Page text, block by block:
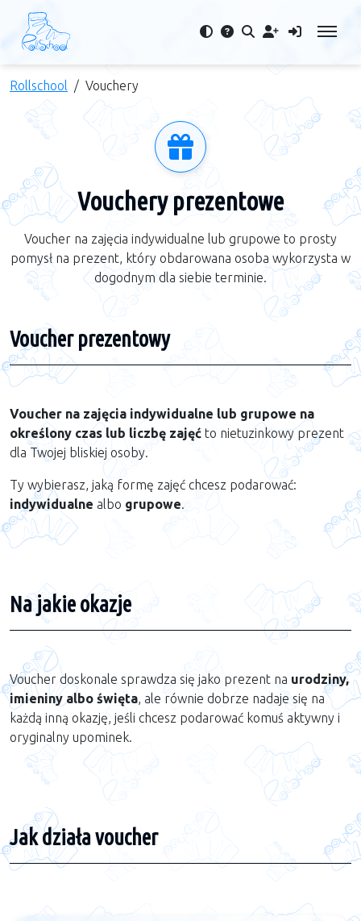
Rollschool Vouchery
Vouchery prezentowe
Voucher na zajęcia indywidualne lub grupowe to prosty
pomysł na prezent, który obdarowana osoba wykorzysta w
dogodnym dla siebie terminie.
Voucher prezentowy
Voucher na zajęcia indywidualne lub grupowe na
określony czas lub liczbę zajęć to nietuzinkowy prezent
dla Twojej bliskiej osoby.
Ty wybierasz, jaką formę zajęć chcesz podarować:
indywidualne albo grupowe.
Na jakie okazje
Voucher doskonale sprawdza się jako prezent na urodziny,
imieniny albo święta, ale równie dobrze nadaje się na
każdą inną okazję, jeśli chcesz podarować komuś aktywny i
oryginalny upominek.
Jak działa voucher